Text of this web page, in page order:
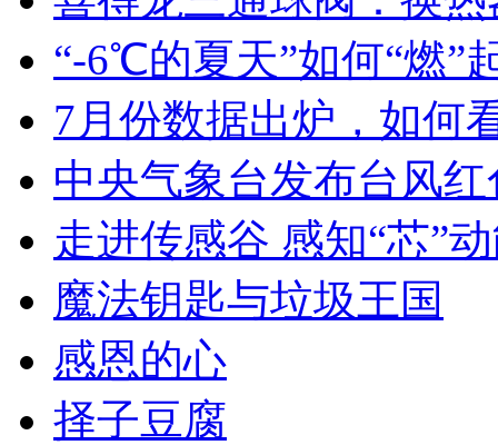
“-6℃的夏天”如何“燃”
7月份数据出炉，如何
中央气象台发布台风
走进传感谷 感知“芯”
魔法钥匙与垃圾王国
感恩的心
择子豆腐